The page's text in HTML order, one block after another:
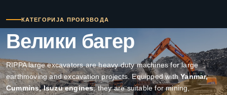
КАТЕГОРИЈА ПРОИЗВОДА
Велики багер
RIPPA large excavators are heavy duty machines for large
earthmoving and excavation projects. Equipped withYanmar,
Cummins, Isuzu engines, they are suitable for mining,